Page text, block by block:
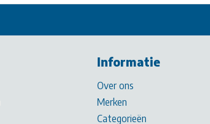
Informatie
Over ons
Merken
Categorieën